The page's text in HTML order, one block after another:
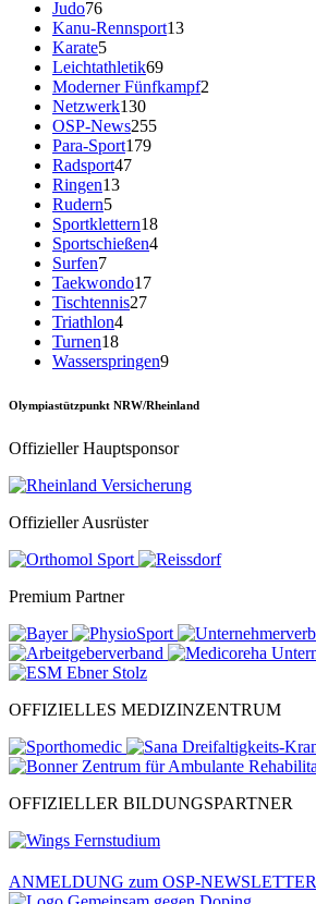
Judo76
Kanu-Rennsport13
Karate5
Leichtathletik69
Moderner Fünfkampf2
Netzwerk130
OSP-News255
Para-Sport179
Radsport47
Ringen13
Rudern5
Sportklettern18
Sportschießen4
Surfen7
Taekwondo17
Tischtennis27
Triathlon4
Turnen18
Wasserspringen9
Olympiastützpunkt NRW/Rheinland
Offizieller Hauptsponsor
Offizieller Ausrüster
Premium Partner
OFFIZIELLES MEDIZINZENTRUM
OFFIZIELLER BILDUNGSPARTNER
ANMELDUNG zum OSP-NEWSLETTER